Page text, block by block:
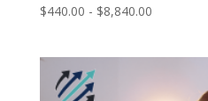
$440.00 - $8,840.00Rango